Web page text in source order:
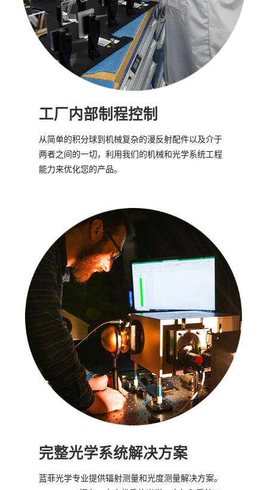
工厂内部制程控制
从简单的积分球到机械复杂的漫反射配件以及介于
两者之间的一切，利用我们的机械和光学系统工程
能力来优化您的产品。
完整光学系统解决方案
蓝菲光学专业提供辐射测量和光度测量解决方案。